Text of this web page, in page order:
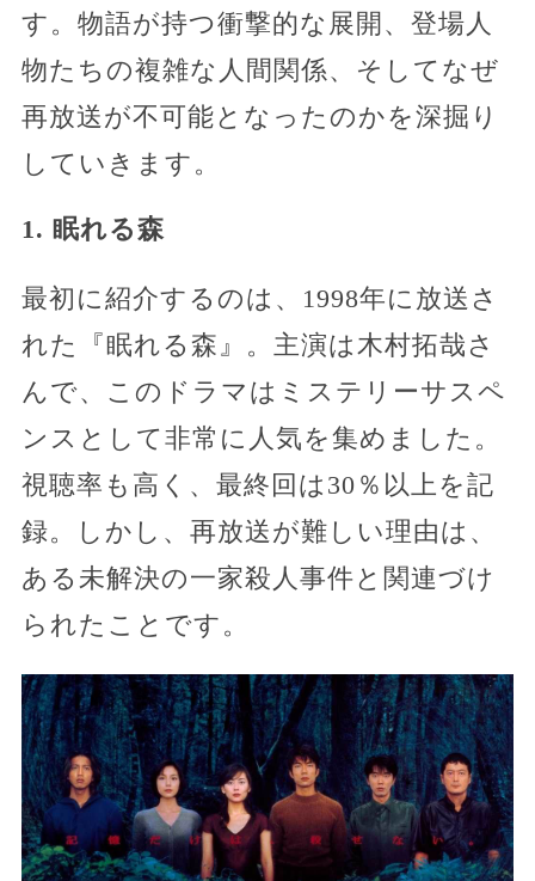
す。物語が持つ衝撃的な展開、登場人
物たちの複雑な人間関係、そしてなぜ
再放送が不可能となったのかを深掘り
していきます。
1. 眠れる森
最初に紹介するのは、1998年に放送さ
れた『眠れる森』。主演は木村拓哉さ
んで、このドラマはミステリーサスペ
ンスとして非常に人気を集めました。
視聴率も高く、最終回は30％以上を記
録。しかし、再放送が難しい理由は、
ある未解決の一家殺人事件と関連づけ
られたことです。